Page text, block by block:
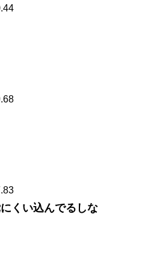
くい込んでるしな